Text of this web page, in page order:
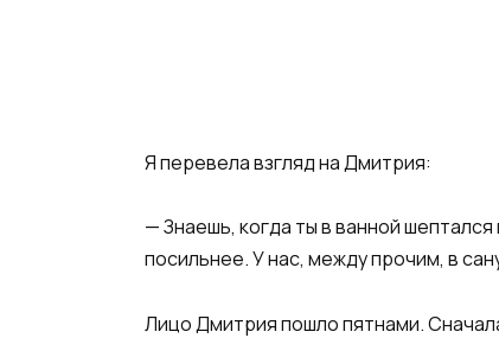
Я перевела взгляд на Дмитрия:
— Знаешь, когда ты в ванной
посильнее. У нас, между прочим, в
Лицо Дмитрия пошло пятнами.